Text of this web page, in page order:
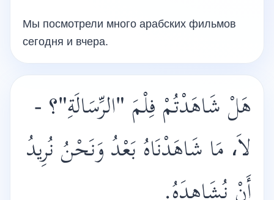
Мы посмотрели много арабских фильмов
сегодня и вчера.
هَلْ شَاهَدْتُمْ فِلْمَ "الرِّسَالَةِ"؟ -
لاَ، مَا شَاهَدْنَاهُ بَعْدُ وَنَحْنُ نُرِيدُ